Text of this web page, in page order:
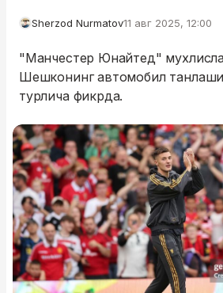
Sherzod Nurmatov11 авг 2025, 12:00
"Манчестер Юнайтед"
Шешконинг автомобил
турлича фикрда.